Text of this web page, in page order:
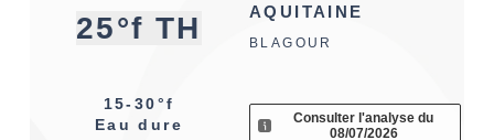
25°f TH
15-30°f
Eau dure
AQUITAINE
BLAGOUR
Consulter l'analyse du
08/07/2026